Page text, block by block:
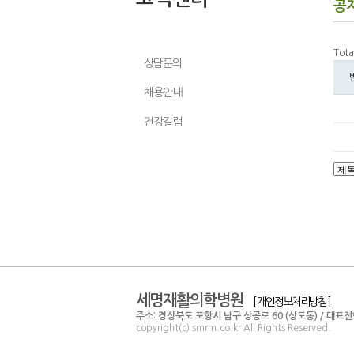
상담문의
채용안내
건강칼럼
공
세명재활의학병원 [ 개인정보처리방침 ]
주소: 경상북도 포항시 남구 상공로 60 (상도동) / 대
copyright(c) smrm.co.kr All Rights Reserved.